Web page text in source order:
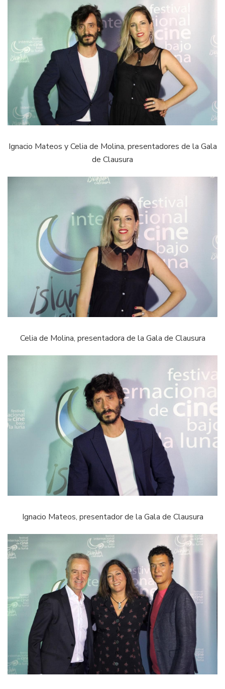
Ignacio Mateos y Celia de Molina, presentadores de la Gala
de Clausura
Celia de Molina, presentadora de la Gala de Clausura
Ignacio Mateos, presentador de la Gala de Clausura